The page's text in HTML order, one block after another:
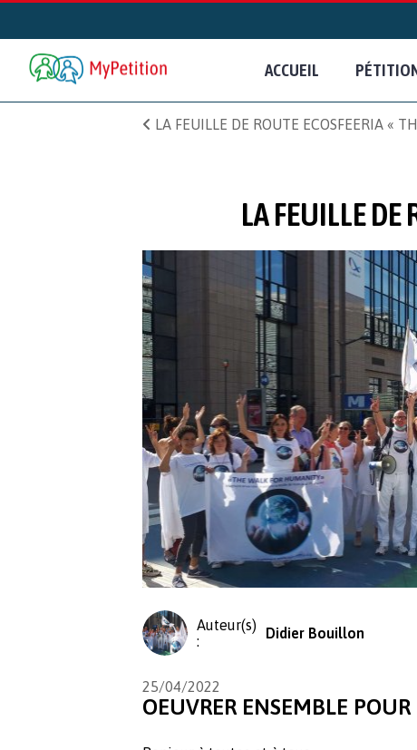
ACCUEIL
LA FEUILLE DE ROUTE ECOSFEERIA «
LA FEUILLE DE
Auteur(s)
:
Didier Bouillon
25/04/2022
OEUVRER ENSEMBLE